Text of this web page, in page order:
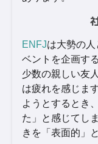
ENFJは大勢の
ベントを企画す
少数の親しい友
は疲れを感じます
ようとするとき、
た」と感じてし
きを「表面的」